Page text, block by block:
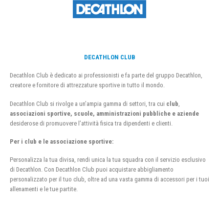
DECATHLON CLUB
Decathlon Club è dedicato ai professionisti e fa parte del gruppo Decathlon,
creatore e fornitore di attrezzature sportive in tutto il mondo.
Decathlon Club si rivolge a un’ampia gamma di settori, tra cui club
associazioni sportive, scuole, amministrazioni pubbliche e aziende
desiderose di promuovere l’attività fisica tra dipendenti e clienti.
Per i club e le associazione sportive:
Personalizza la tua divisa, rendi unica la tua squadra con il servizio esclusivo
di Decathlon. Con Decathlon Club puoi acquistare abbigliamento
personalizzato per il tuo club, oltre ad una vasta gamma di accessori per i tuoi
allenamenti e le tue partite.